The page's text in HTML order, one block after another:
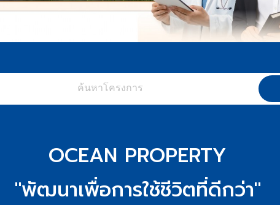
OCEAN PROPERTY
"พัฒนาเพื่อการใช้ชีวิตที่ดีกว่า"